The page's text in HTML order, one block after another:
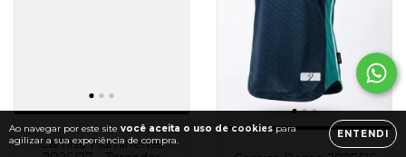
Ao navegar por este site você aceita o uso de cookiespara
agilizar a sua experiência de compra.
ENTENDI
Camisa Fluminense